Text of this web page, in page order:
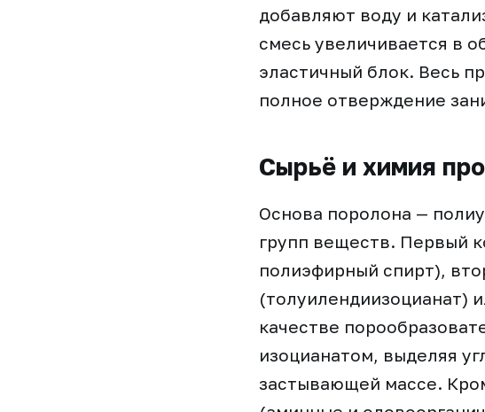
добавляют воду и
смесь увеличивается в
эластичный блок. Весь
полное отверждение
Сырьё и химия
Основа поролона —
групп веществ. Первый
полиэфирный спирт),
(толуилендиизоцианат)
качестве
изоцианатом, выделяя
застывающей массе.